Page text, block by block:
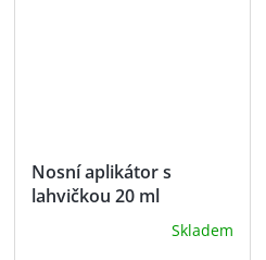
Nosní aplikátor s
lahvičkou 20 ml
Skladem